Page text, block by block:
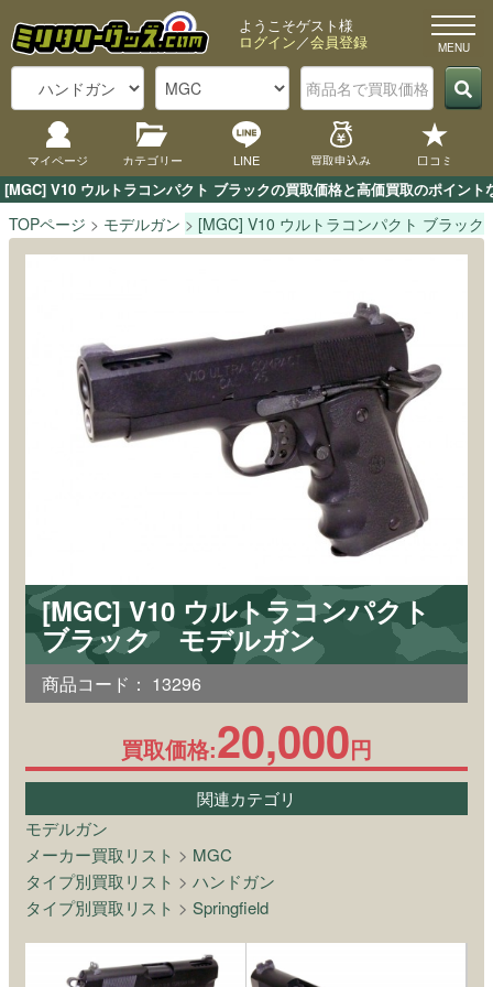
[MGC] V10 ウルトラコンパクト ブラックの買取価格と高価買取のポイン
ようこそゲスト様
ログイン／会員登録
マイページ カテゴリー LINE 買取申込み 口コミ
TOPページ モデルガン [MGC] V10 ウルトラコンパクト ブラック
[MGC] V10 ウルトラコンパクト
ブラック モデルガン
商品コード： 13296
買取価格:20,000円
関連カテゴリ
モデルガン
メーカー買取リスト > MGC
タイプ別買取リスト > ハンドガン
タイプ別買取リスト > Springfield